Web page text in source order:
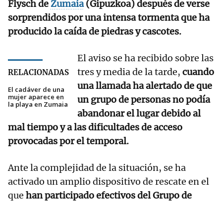
Flysch deZumaia(Gipuzkoa) después de verse
sorprendidos por una intensa tormenta que ha
producido la caída de piedras y cascotes.
RELACIONADAS
El cadáver de una
mujer aparece en
la playa en Zumaia
El aviso se ha recibido sobre las
tres y media de la tarde, cuando
una llamada ha alertado de que
un grupo de personas no podía
abandonar el lugar debido al
mal tiempo y a las dificultades de acceso
provocadas por el temporal.
Ante la complejidad de la situación, se ha
activado un amplio dispositivo de rescate en el
que han participado efectivos del Grupo de